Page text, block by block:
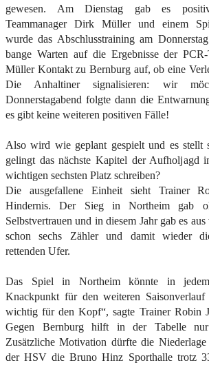
gewesen. Am Dienstag gab es
Teammanager Dirk Müller und einem
wurde das Abschlusstraining am
bange Warten auf die Ergebnisse der
Müller Kontakt zu Bernburg auf, ob eine
Die Anhaltiner signalisieren: wir
Donnerstagabend folgte dann die
es gibt keine weiteren positiven Fälle!
Also wird wie geplant gespielt und es stellt
gelingt das nächste Kapitel der Aufholjagd
wichtigen sechsten Platz schreiben?
Die ausgefallene Einheit sieht Trainer
Hindernis. Der Sieg in Northeim gab
Selbstvertrauen und in diesem Jahr gab es
schon sechs Zähler und damit wieder
rettenden Ufer.
Das Spiel in Northeim könnte in
Knackpunkt für den weiteren
wichtig für den Kopf“, sagte Trainer Robin
Gegen Bernburg hilft in der Tabelle
Zusätzliche Motivation dürfte die
der HSV die Bruno Hinz Sporthalle trotz